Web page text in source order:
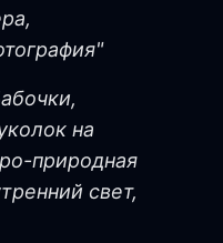
на
природная
свет,